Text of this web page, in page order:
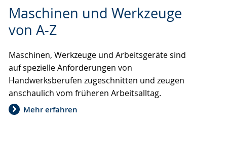
Maschinen und Werkzeuge
von A-Z
Maschinen, Werkzeuge und Arbeitsgeräte sind
auf spezielle Anforderungen von
Handwerksberufen zugeschnitten und zeugen
anschaulich vom früheren Arbeitsalltag.
Mehr erfahren
Leichten
Sprache
wechseln.
Audio-
Unterstützung.
Video
in
Deutscher
Gebärdensprache
wird
angezeigt.